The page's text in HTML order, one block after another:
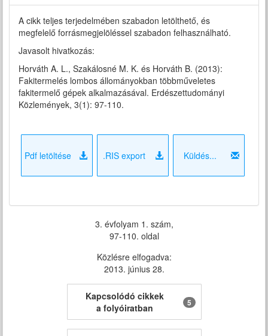
A cikk teljes terjedelmében szabadon letölthető, és
megfelelő forrásmegjelöléssel szabadon felhasználható.
Javasolt hivatkozás:
Horváth A. L., Szakálosné M. K. és Horváth B. (2013):
Fakitermelés lombos állományokban többműveletes
fakitermelő gépek alkalmazásával. Erdészettudományi
Közlemények, 3(1): 97-110.
Pdf letöltése .RIS export Küldés...
3. évfolyam 1. szám,
97-110. oldal
Közlésre elfogadva:
2013. június 28.
Kapcsolódó cikkek
a folyóiratban
5